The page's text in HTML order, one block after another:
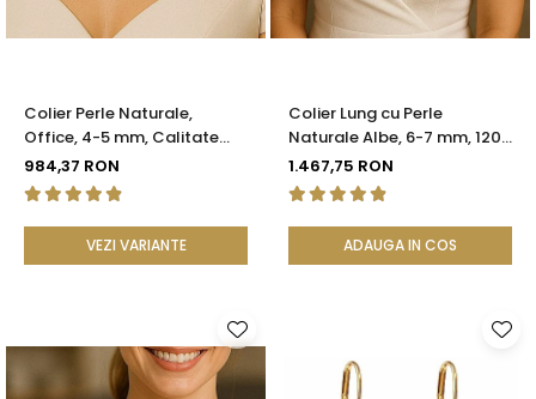
Colier Perle Naturale,
Office, 4-5 mm, Calitate
AAA, Aur 14K | KASKADDA®
984,37 RON
VEZI VARIANTE
Colier Lung cu Perle
Naturale Albe, 6-7 mm, 120
cm, Închizătoare Argint 925
| KASKADDA®
1.467,75 RON
ADAUGA IN COS